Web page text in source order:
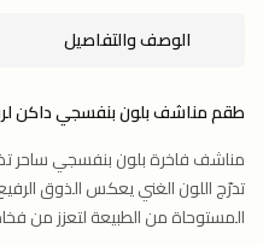
الوصف والتفاصيل
طقم مناشف بلون بنفسجي داكن
مناشف فاخرة بلون بنفسجي ساحر
تدرّج اللون الغني يعكس الذوق
المستوحاة من الطبيعة لتعزز من